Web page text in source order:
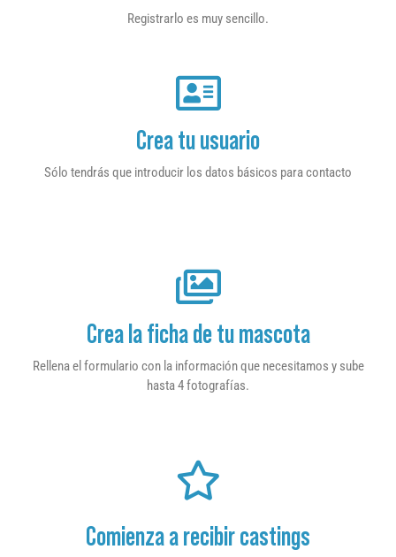
Registrarlo es muy sencillo.
Crea tu usuario
Sólo tendrás que introducir los datos básicos para contacto
Crea la ficha de tu mascota
Rellena el formulario con la información que necesitamos y sube
hasta 4 fotografías.
Comienza a recibir castings